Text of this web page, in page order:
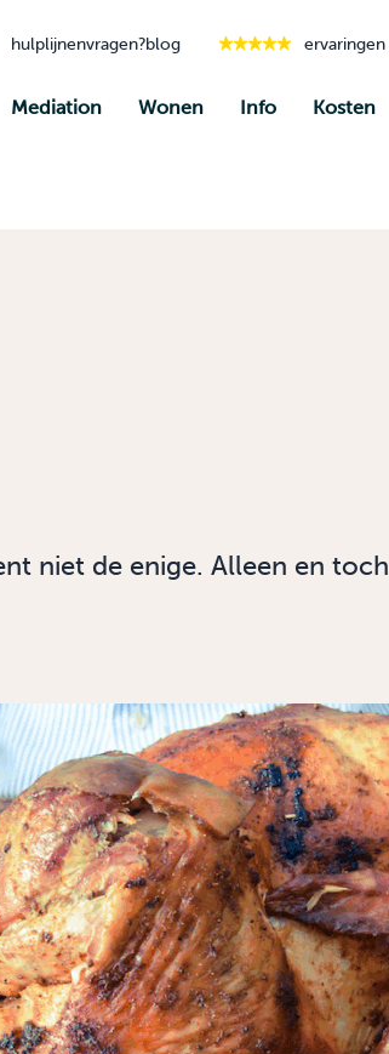
hulplijnenvragen?blog ervaringen
Mediation Wonen Info Kosten
niet de enige. Alleen en toch